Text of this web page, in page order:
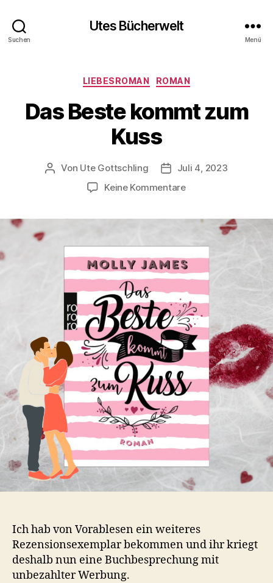
Suchen
Utes Bücherwelt
Menü
Kategorien
LIEBESROMAN ROMAN
Das Beste kommt zum
Kuss
Beitragsautor
Von Ute Gottschling Veröffentlichungsdatum
Juli 4, 2023
Keine Kommentarezu
Ich hab von Vorablesen ein weiteres
Rezensionsexemplar bekommen und ihr kriegt
deshalb nun eine Buchbesprechung mit
unbezahlter Werbung.